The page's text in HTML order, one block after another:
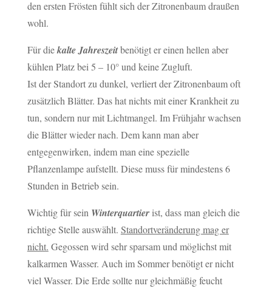
den ersten Frösten fühlt sich der Zitronenbaum draußen
wohl.
Für diekalte Jahreszeitbenötigt er einen hellen aber
kühlen Platz bei 5 – 10° und keine Zugluft.
Ist der Standort zu dunkel, verliert der Zitronenbaum oft
zusätzlich Blätter. Das hat nichts mit einer Krankheit zu
tun, sondern nur mit Lichtmangel. Im Frühjahr wachsen
die Blätter wieder nach. Dem kann man aber
entgegenwirken, indem man eine spezielle
Pflanzenlampe aufstellt. Diese muss für mindestens 6
Stunden in Betrieb sein.
Wichtig für sein Winterquartierist, dass man gleich die
richtige Stelle auswählt. Standortveränderung mag er
nicht. Gegossen wird sehr sparsam und möglichst mit
kalkarmen Wasser. Auch im Sommer benötigt er nicht
viel Wasser. Die Erde sollte nur gleichmäßig feucht